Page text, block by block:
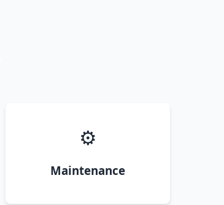
⚙️
Maintenance